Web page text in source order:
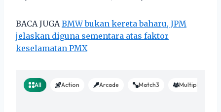
BACA JUGA BMW bukan kereta baharu, JPM
jelaskan diguna sementara atas faktor
keselamatan PMX